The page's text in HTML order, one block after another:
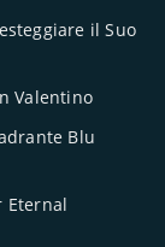
il Suo
Valentino
Blu
Eternal